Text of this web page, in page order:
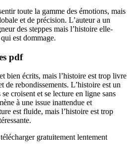
toute la gamme des émotions, mais
et de précision. L’auteur a un
des steppes mais l’histoire elle-
est dommage.
pdf
bien écrits, mais l’histoire est trop livre
de rebondissements. L’histoire est un
croisent et se lecture en ligne sans
à une issue inattendue et
est fluide, mais l’histoire est trop
gratuitement lentement